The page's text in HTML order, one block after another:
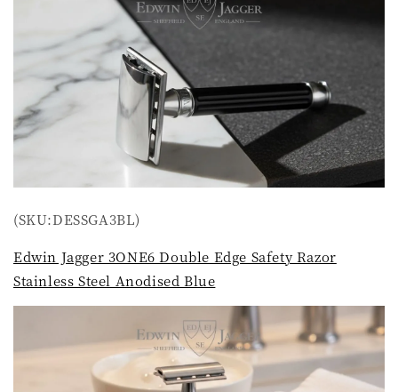
(SKU:DESSGA3BL)
Edwin Jagger 3ONE6 Double Edge Safety Razor
Stainless Steel Anodised Blue